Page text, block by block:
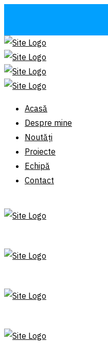
Acasă
Despre mine
Noutăți
Proiecte
Echipă
Contact